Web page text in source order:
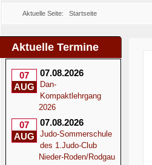
Aktuelle Seite: Startseite
Aktuelle Termine
07
AUG
07.08.2026
Dan-
Kompaktlehrgang
2026
07
AUG
07.08.2026
Judo-Sommerschule
des 1.Judo-Club
Nieder-Roden/Rodgau